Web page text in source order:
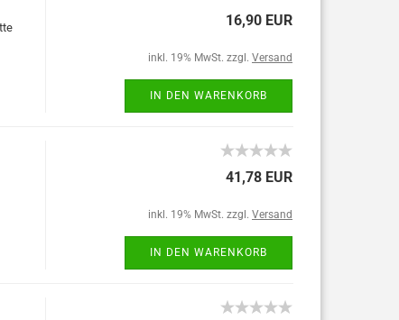
16,90 EUR
inkl. 19% MwSt. zzgl. Versand
IN DEN WARENKORB
41,78 EUR
inkl. 19% MwSt. zzgl. Versand
IN DEN WARENKORB